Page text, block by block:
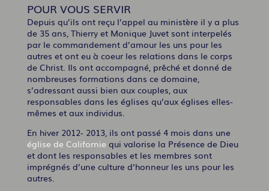
POUR VOUS SERVIR
Depuis qu’ils ont reçu l’appel au ministère il y a plus
de 35 ans, Thierry et Monique Juvet sont interpelés
par le commandement d’amour les uns pour les
autres et ont eu à coeur les relations dans le corps
de Christ. Ils ont accompagné, prêché et donné de
nombreuses formations dans ce domaine,
s’adressant aussi bien aux couples, aux
responsables dans les églises qu’aux églises elles-
mêmes et aux individus.
En hiver 2012- 2013, ils ont passé 4 mois dans une
église de Californie qui valorise la Présence de Dieu
et dont les responsables et les membres sont
imprégnés d’une culture d’honneur les uns pour les
autres.